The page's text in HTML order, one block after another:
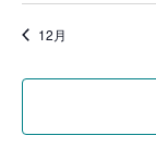
12月